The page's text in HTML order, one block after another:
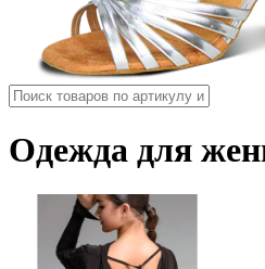
Одежда для